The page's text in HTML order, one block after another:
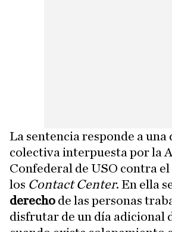
La sentencia responde a una
colectiva interpuesta por la
Confederal de USO contra
los Contact Center. En ella
derecho de las personas
disfrutar de un día adicional